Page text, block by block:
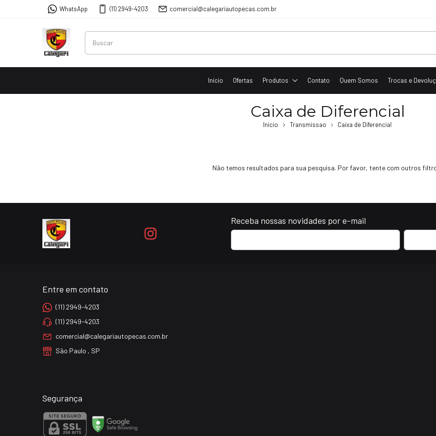
WhatsApp (11) 2949-4203 comercial@calegariautopecas.com.br
Início Ofertas Produtos Contato Quem Somos Trocas e
Caixa de Diferencial
Início Transmissao Caixa de Diferencial
Não temos resultados para sua pesquisa. Por favor, tente com outros
Receba nossas novidades por e-mail
Entre em contato
(11) 2949-4203
(11) 2949-4203
comercial@calegariautopecas.com.br
São Paulo , SP
Segurança